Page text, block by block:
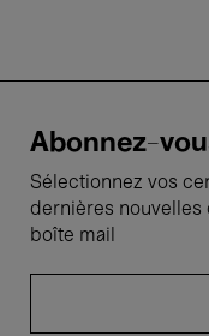
Abonnez-
Sélectionnez vos
dernières nouvelles
boîte mail